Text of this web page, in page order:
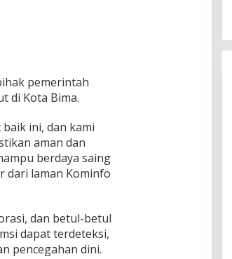
pemerintah
di Kota Bima.
ini, dan kami
aman dan
berdaya saing
dari laman Kominfo
dan betul-betul
dapat terdeteksi,
pencegahan dini.